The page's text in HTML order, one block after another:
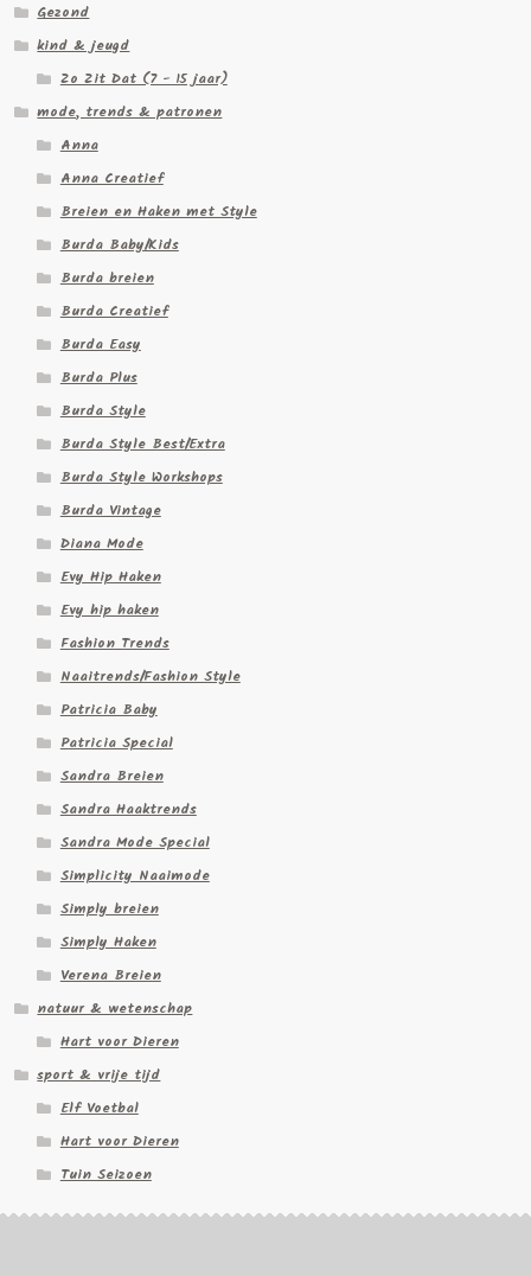
Gezond
kind & jeugd
Zo Zit Dat (7 - 15 jaar)
mode, trends & patronen
Anna
Anna Creatief
Breien en Haken met Style
Burda Baby/Kids
Burda breien
Burda Creatief
Burda Easy
Burda Plus
Burda Style
Burda Style Best/Extra
Burda Style Workshops
Burda Vintage
Diana Mode
Evy Hip Haken
Evy hip haken
Fashion Trends
Naaitrends/Fashion Style
Patricia Baby
Patricia Special
Sandra Breien
Sandra Haaktrends
Sandra Mode Special
Simplicity Naaimode
Simply breien
Simply Haken
Verena Breien
natuur & wetenschap
Hart voor Dieren
sport & vrije tijd
Elf Voetbal
Hart voor Dieren
Tuin Seizoen